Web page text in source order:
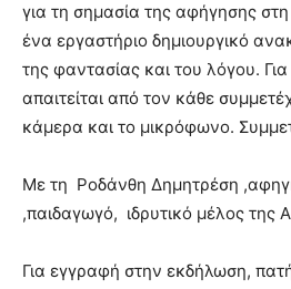
για τη σημασία της αφήγησης
ένα εργαστήριο δημιουργικό
της φαντασίας και του λόγου.
απαιτείται από τον κάθε
κάμερα και το μικρόφωνο.
Με τη Ροδάνθη Δημητρέση
,παιδαγωγό, ιδρυτικό μέλος της
Για εγγραφή στην εκδήλωση,